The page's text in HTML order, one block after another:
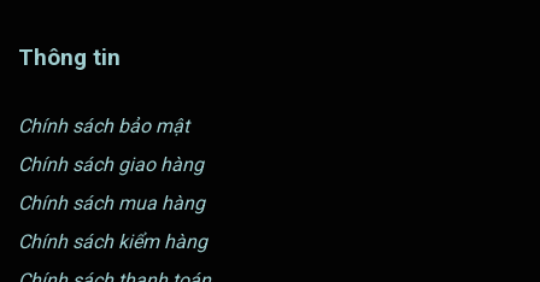
Thông tin
Chính sách bảo mật
Chính sách giao hàng
Chính sách mua hàng
Chính sách kiểm hàng